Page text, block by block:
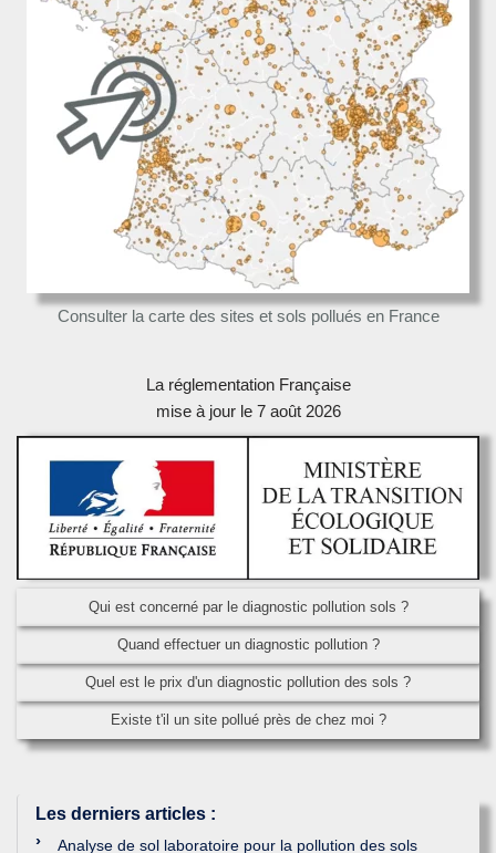
Consulter la carte des sites et sols pollués en France
La réglementation Française
mise à jour le 7 août 2026
Qui est concerné par le diagnostic pollution sols ?
Quand effectuer un diagnostic pollution ?
Quel est le prix d'un diagnostic pollution des sols ?
Existe t'il un site pollué près de chez moi ?
Les derniers articles :
Analyse de sol laboratoire pour la pollution des sols